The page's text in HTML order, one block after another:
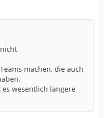
machen, die auch
wesentlich längere